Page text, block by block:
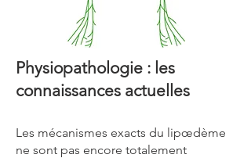
Physiopathologie : les
connaissances actuelles
Les mécanismes exacts du lipœdème
ne sont pas encore totalement